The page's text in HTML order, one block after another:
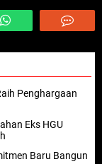
Penghargaan
Eks HGU
Baru Bangun